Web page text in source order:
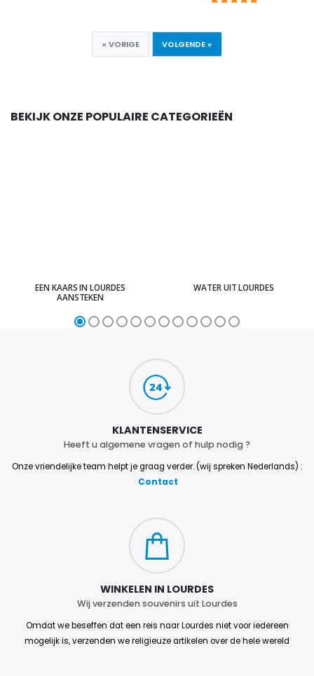
« VORIGE VOLGENDE »
BEKIJK ONZE POPULAIRE CATEGORIEËN
EEN KAARS IN LOURDES
AANSTEKEN
WATER UIT LOURDES
KLANTENSERVICE
Heeft u algemene vragen of hulp nodig ?
Onze vriendelijke team helpt je graag verder. (wij spreken Nederlands) :
Contact
WINKELEN IN LOURDES
Wij verzenden souvenirs uit Lourdes
Omdat we beseffen dat een reis naar Lourdes niet voor iedereen
mogelijk is, verzenden we religieuze artikelen over de hele wereld